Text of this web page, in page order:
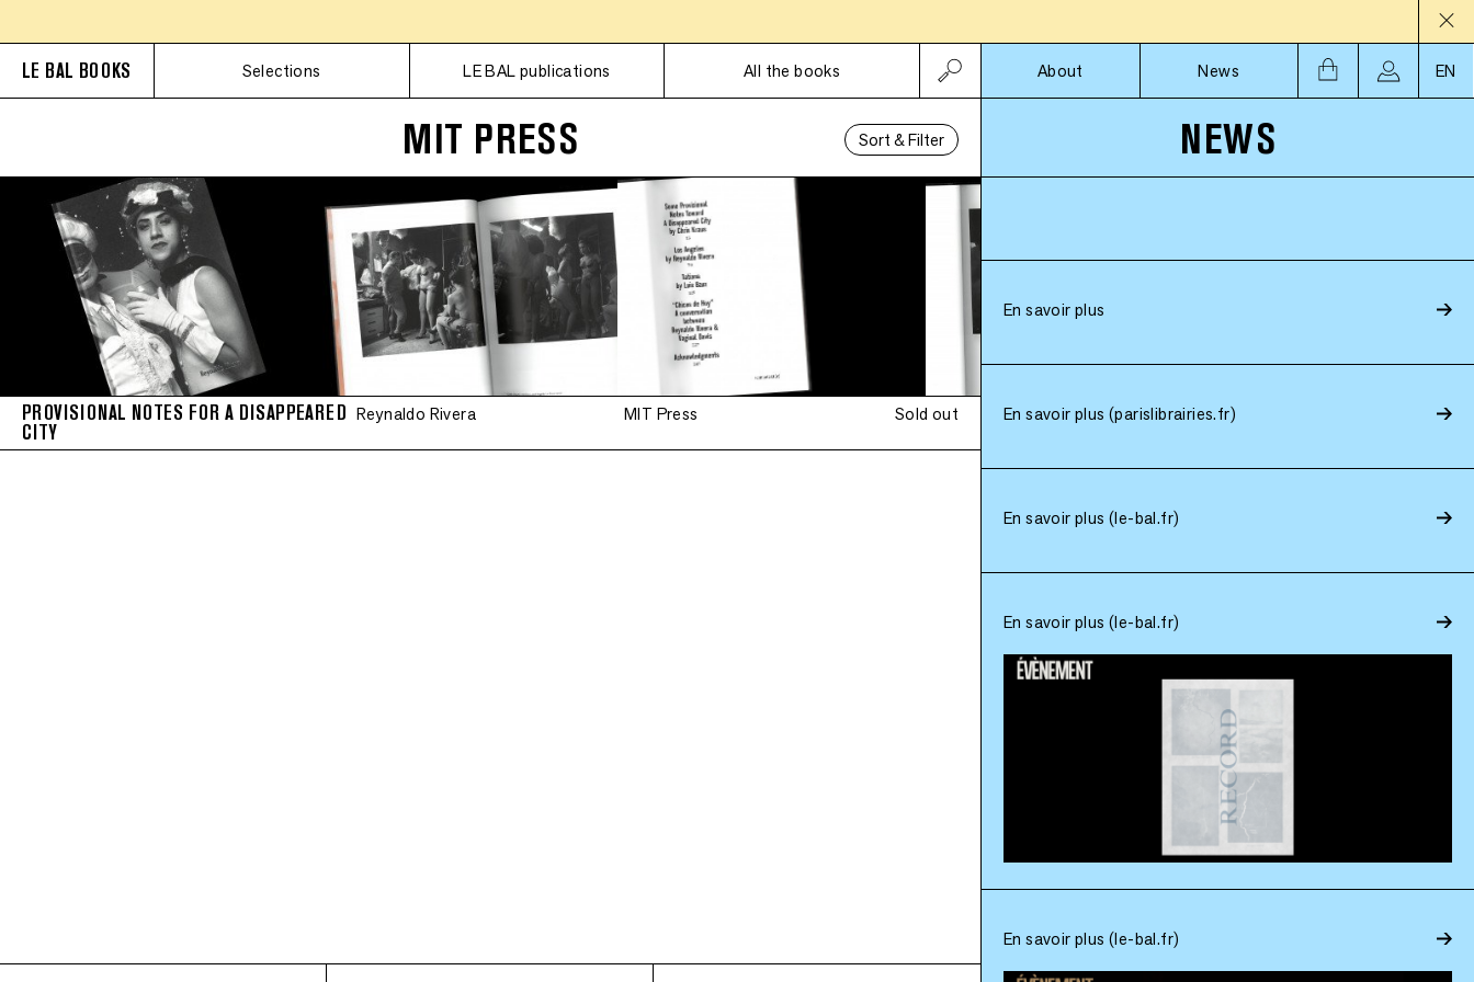
LE BAL BOOKS Selections LE BAL publications All the books
Subscriptions
About
News EN
MIT PRESS Sort & Filter
PROVISIONAL NOTES FOR A DISAPPEARED
CITY
Reynaldo Rivera MIT Press Sold out
NEWS
En savoir plus
En savoir plus (parislibrairies.fr)
En savoir plus (le-bal.fr)
En savoir plus (le-bal.fr)
En savoir plus (le-bal.fr)